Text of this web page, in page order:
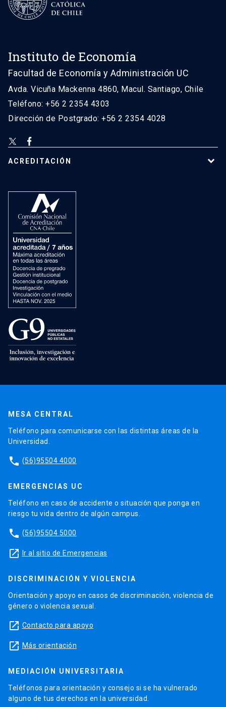
Instituto de Economía
Facultad de Economía y Administración UC
Avda. Vicuña Mackenna 4860, Macul. Santiago, Chile
Teléfono: +56 2 2354 4303
Dirección de Postgrado: +56 2 2354 4028
ACREDITACIÓN
MESA CENTRAL
Teléfono para comunicarse con las distintas áreas de la
Universidad.
phone (56)95504 4000
EMERGENCIAS UC
Teléfono en caso de accidente o situación que ponga en
riesgo tu vida dentro de algún campus.
phone (56)95504 5000
launch Ir al sitio de Emergencias
DISCRIMINACIÓN Y VIOLENCIA
Orientación y apoyo en casos de discriminación, violencia de
género o violencia sexual.
launch Contacto para apoyo
launch Más orientación
MEDIACIÓN UNIVERSITARIA
Teléfonos para orientación y consejo si se ha vulnerado
alguno de tus derechos en la universidad.